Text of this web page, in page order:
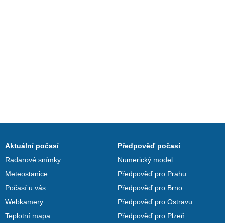
Aktuální počasí
Radarové snímky
Meteostanice
Počasí u vás
Webkamery
Teplotní mapa
Předpověď počasí
Numerický model
Předpověď pro Prahu
Předpověď pro Brno
Předpověď pro Ostravu
Předpověď pro Plzeň